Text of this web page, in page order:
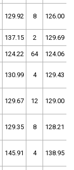
129.92 8 126.00
137.15 2 129.69
124.22 64 124.06
130.99 4 129.43
129.67 12 129.00
129.35 8 128.21
145.91 4 138.95